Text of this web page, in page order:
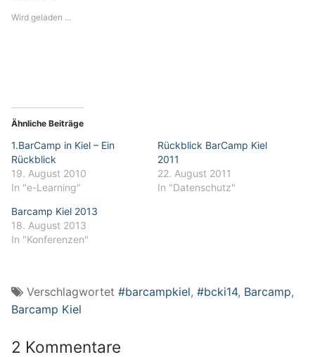
Wird geladen …
Ähnliche Beiträge
1.BarCamp in Kiel – Ein
Rückblick
19. August 2010
In "e-Learning"
Rückblick BarCamp Kiel
2011
22. August 2011
In "Datenschutz"
Barcamp Kiel 2013
18. August 2013
In "Konferenzen"
Verschlagwortet #barcampkiel, #bcki14, Barcamp,
Barcamp Kiel
2 Kommentare